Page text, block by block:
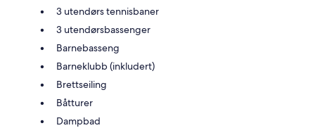
3 utendørs tennisbaner
3 utendørsbassenger
Barnebasseng
Barneklubb (inkludert)
Brettseiling
Båtturer
Dampbad